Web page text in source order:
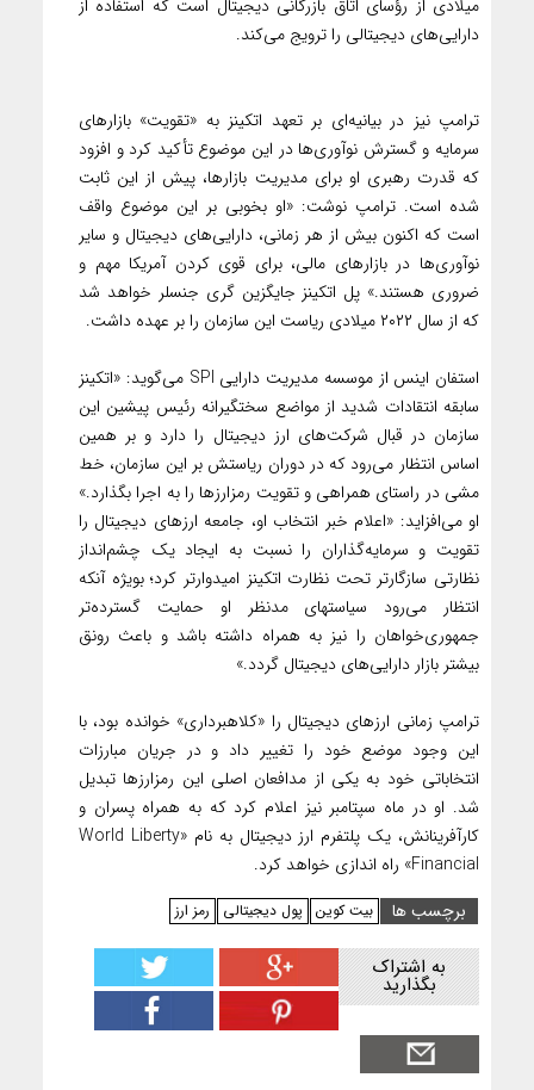
میلادی از رؤسای اتاق بازرگانی دیجیتال است که استفاده از
دارایی‌های دیجیتالی را ترویج می‌کند.
ترامپ نیز در بیانیه‌ای بر تعهد اتکینز به «تقویت» بازارهای
سرمایه و گسترش نوآوری‌ها در این موضوع تأکید کرد و افزود
که قدرت رهبری‌ او برای مدیریت بازارها، پیش از این ثابت
شده است. ترامپ نوشت: «او بخوبی بر این موضوع واقف
است که اکنون بیش از هر زمانی، دارایی‌های دیجیتال و سایر
نوآوری‌ها در بازارهای مالی، برای قوی کردن آمریکا مهم و
ضروری هستند.» پل اتکینز جایگزین گری جنسلر خواهد شد
که از سال ۲۰۲۲ میلادی ریاست این سازمان را بر عهده داشت.
استفان اینس از موسسه مدیریت دارایی SPI می‌گوید: «اتکینز
سابقه انتقادات شدید از مواضع سختگیرانه رئیس پیشین این
سازمان در قبال شرکت‌های ارز دیجیتال را دارد و بر همین
اساس انتظار می‌رود که در دوران ریاستش بر این سازمان، خط
مشی در راستای همراهی و تقویت رمزارزها را به اجرا بگذارد.»
او می‌افزاید: «اعلام خبر انتخاب او، جامعه ارزهای دیجیتال را
تقویت و سرمایه‌گذاران را نسبت به ایجاد یک چشم‌انداز
نظارتی سازگارتر تحت نظارت اتکینز امیدوارتر کرد؛ بویژه آنکه
انتظار می‌رود سیاستهای مدنظر او حمایت گسترده‌تر
جمهوری‌خواهان را نیز به همراه داشته باشد و باعث رونق
بیشتر بازار دارایی‌های دیجیتال گردد.»
ترامپ زمانی ارزهای دیجیتال را «کلاهبرداری» خوانده بود، با
این وجود موضع خود را تغییر داد و در جریان مبارزات
انتخاباتی خود به یکی از مدافعان اصلی این رمزارزها تبدیل
شد. او در ماه سپتامبر نیز اعلام کرد که به همراه پسران و
کارآفرینانش، یک پلتفرم ارز دیجیتال به نام «World Liberty
Financial» راه اندازی خواهد کرد.
برچسب ها
بیت کوین پول دیجیتالی رمز ارز
به اشتراک
بگذارید